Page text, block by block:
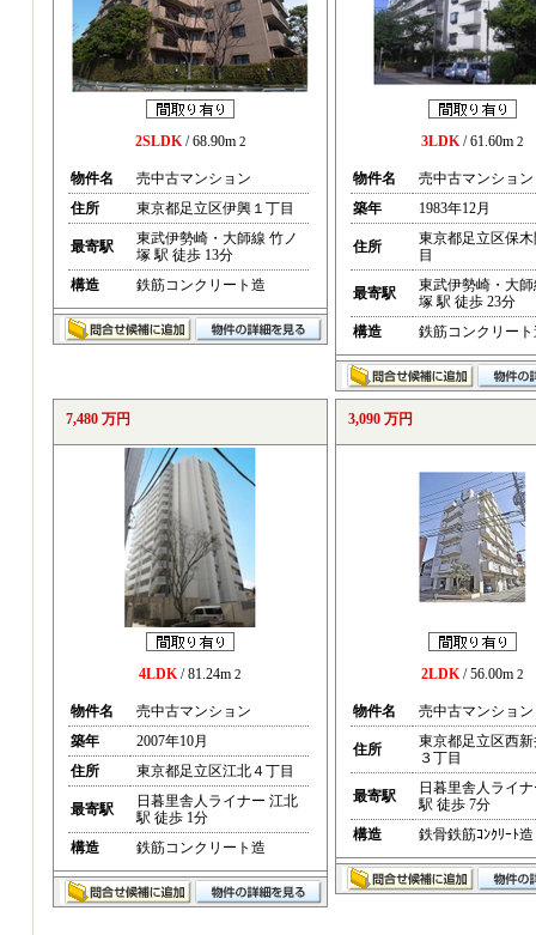
2SLDK/ 68.90m 2
物件名
売中古マンション
住所
東京都足立区伊興１丁目
最寄駅
東武伊勢崎・大師線 竹ノ
塚 駅 徒歩 13分
構造
鉄筋コンクリート造
3LDK/ 61.60m 2
物件名
売中古マンション
築年
1983年12月
住所
東京都足立区保
目
最寄駅
東武伊勢崎・大
塚 駅 徒歩 23分
構造
鉄筋コンクリー
7,480 万円
4LDK/ 81.24m 2
物件名
売中古マンション
築年
2007年10月
住所
東京都足立区江北４丁目
最寄駅
日暮里舎人ライナー 江北
駅 徒歩 1分
構造
鉄筋コンクリート造
3,090 万円
2LDK/ 56.00m 2
物件名 売中古マンション
住所
東京都足立区西
３丁目
最寄駅
日暮里舎人ライ
駅 徒歩 7分
構造
鉄骨鉄筋ｺﾝｸﾘｰﾄ造